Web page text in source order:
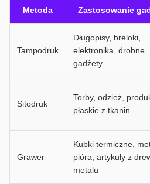
Metoda Zastosowanie
Tampodruk
Długopisy, breloki,
elektronika, drobne
gadżety
Sitodruk
Torby, odzież,
płaskie z tkanin
Grawer
Kubki termiczne,
pióra, artykuły z
metalu